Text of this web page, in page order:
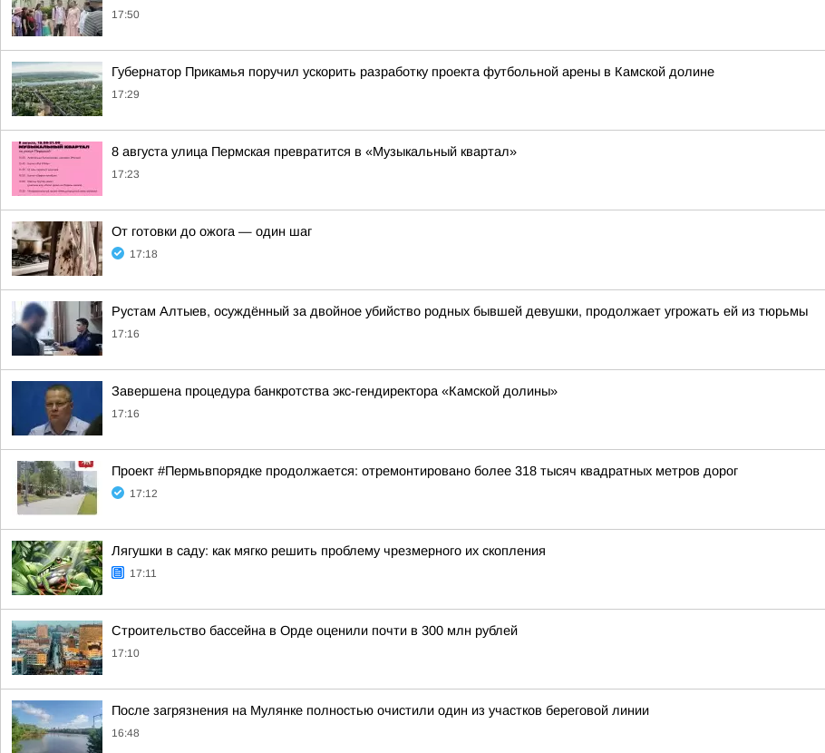
17:50
Губернатор Прикамья поручил ускорить разработку проекта футбольной арены в Камской долине
17:29
8 августа улица Пермская превратится в «Музыкальный квартал»
17:23
От готовки до ожога — один шаг
17:18
Рустам Алтыев, осуждённый за двойное убийство родных бывшей девушки, продолжает угрожать ей из тюрьмы
17:16
Завершена процедура банкротства экс-гендиректора «Камской долины»
17:16
Проект #Пермьвпорядке продолжается: отремонтировано более 318 тысяч квадратных метров дорог
17:12
Лягушки в саду: как мягко решить проблему чрезмерного их скопления
17:11
Строительство бассейна в Орде оценили почти в 300 млн рублей
17:10
После загрязнения на Мулянке полностью очистили один из участков береговой линии
16:48